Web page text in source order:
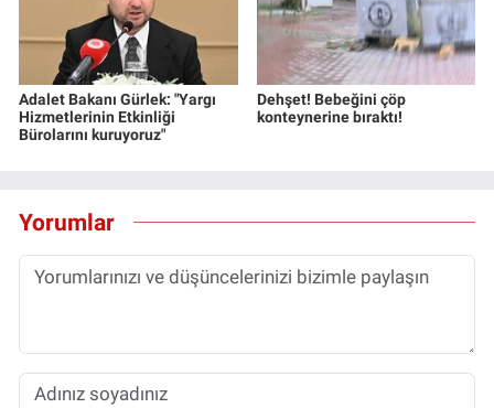
Adalet Bakanı Gürlek: "Yargı
Hizmetlerinin Etkinliği
Bürolarını kuruyoruz"
Dehşet! Bebeğini çöp
konteynerine bıraktı!
Yorumlar